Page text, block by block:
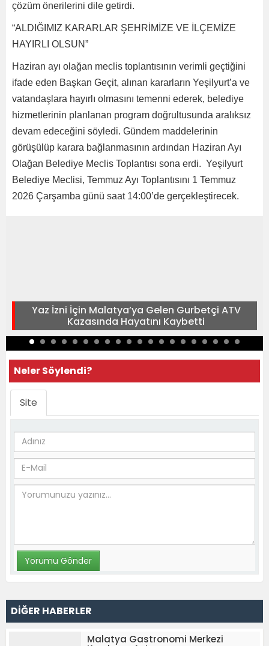
çözüm önerilerini dile getirdi.
“ALDIĞIMIZ KARARLAR ŞEHRİMİZE VE İLÇEMİZE
HAYIRLI OLSUN”
Haziran ayı olağan meclis toplantısının verimli geçtiğini
ifade eden Başkan Geçit, alınan kararların Yeşilyurt’a ve
vatandaşlara hayırlı olmasını temenni ederek, belediye
hizmetlerinin planlanan program doğrultusunda aralıksız
devam edeceğini söyledi. Gündem maddelerinin
görüşülüp karara bağlanmasının ardından Haziran Ayı
Olağan Belediye Meclis Toplantısı sona erdi. Yeşilyurt
Belediye Meclisi, Temmuz Ayı Toplantısını 1 Temmuz
2026 Çarşamba günü saat 14:00’de gerçekleştirecek.
Yaz İzni İçin Malatya’ya Gelen Gurbetçi ATV
Kazasında Hayatını Kaybetti
Neler Söylendi?
Site
DİĞER HABERLER
Malatya Gastronomi Merkezi